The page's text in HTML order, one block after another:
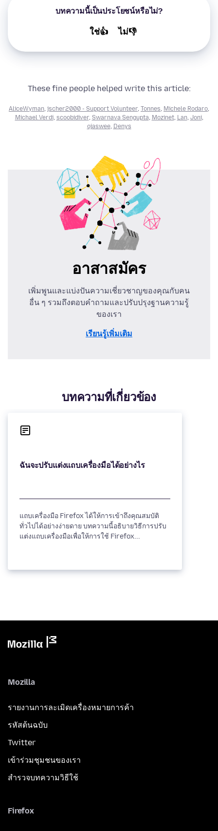
บทความนี้เป็นประโยชน์หรือไม่?
ใช่👍 ไม่👎
These fine people helped write this article:
AliceWyman, jscher2000 - Support Volunteer, Tonnes, Michele Rodaro,
Michael Verdi, scoobidiver, Swarnava Sengupta, Mozinet, Lan, Joni,
ojaswee, Denys
อาสาสมัคร
เพิ่มพูนและแบ่งปันความเชี่ยวชาญของคุณกับคน
อื่น ๆ รวมถึงตอบคำถามและปรับปรุงฐานความรู้
ของเรา
เรียนรู้เพิ่มเติม
บทความที่เกี่ยวข้อง
ฉันจะปรับแต่งแถบเครื่องมือได้อย่างไร
แถบเครื่องมือ Firefox ได้ให้การเข้าถึงคุณสมบัติ
ทั่วไปได้อย่างง่ายดาย บทความนี้อธิบายวิธีการปรับ
แต่งแถบเครื่องมือเพื่อให้การใช้ Firefox...
Mozilla
รายงานการละเมิดเครื่องหมายการค้า
รหัสต้นฉบับ
Twitter
เข้าร่วมชุมชนของเรา
สำรวจบทความวิธีใช้
Firefox